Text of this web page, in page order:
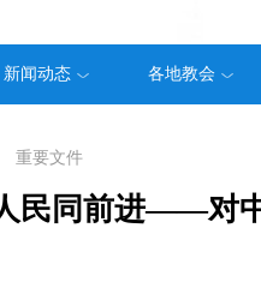
新闻动态 各地教会
重要文件
民同前进​——对